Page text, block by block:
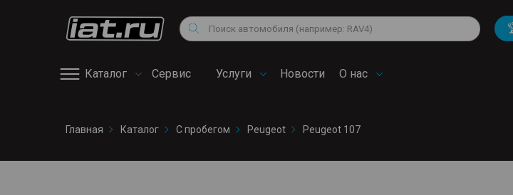
Поиск
Каталог Сервис
сервис
Услуги Новости О нас
Снегоходы
Квадроциклы
Volkswagen
Mitsubishi
Audi
Chevrolet
Главная Каталог С пробегом Peugeot Peugeot 107